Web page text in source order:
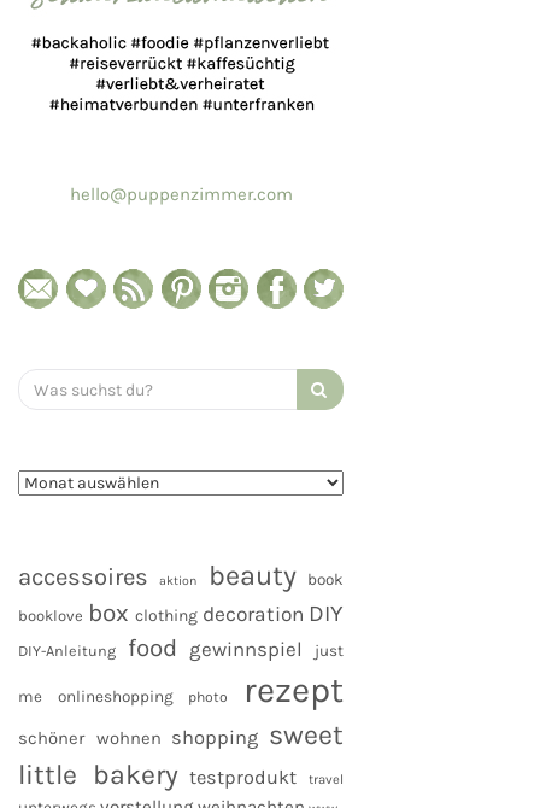
hello@puppenzimmer.com
Search
for:
accessoires aktion beauty
book
booklove box clothing decoration DIY
DIY-Anleitung food gewinnspiel just
me onlineshopping photo rezept
schöner wohnen shopping sweet
little bakery testprodukt travel